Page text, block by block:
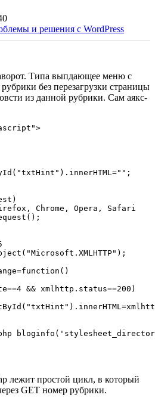
и решения с WordPress
Типа выпдающее меню с
без перезагрузки страницы
из данной рубрики. Сам аякс-
Chrome, Opera, Safari
&& xmlhttp.status==200)
лежит простой цикл, в который
GET номер рубрики.